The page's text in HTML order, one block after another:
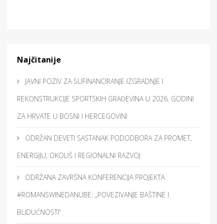
Najčitanije
JAVNI POZIV ZA SUFINANCIRANJE IZGRADNJE I
REKONSTRUKCIJE SPORTSKIH GRAĐEVINA U 2026. GODINI
ZA HRVATE U BOSNI I HERCEGOVINI
ODRŽAN DEVETI SASTANAK PODODBORA ZA PROMET,
ENERGIJU, OKOLIŠ I REGIONALNI RAZVOJ
ODRŽANA ZAVRŠNA KONFERENCIJA PROJEKTA
#ROMANSWINEDANUBE: „POVEZIVANJE BAŠTINE I
BUDUĆNOSTI“